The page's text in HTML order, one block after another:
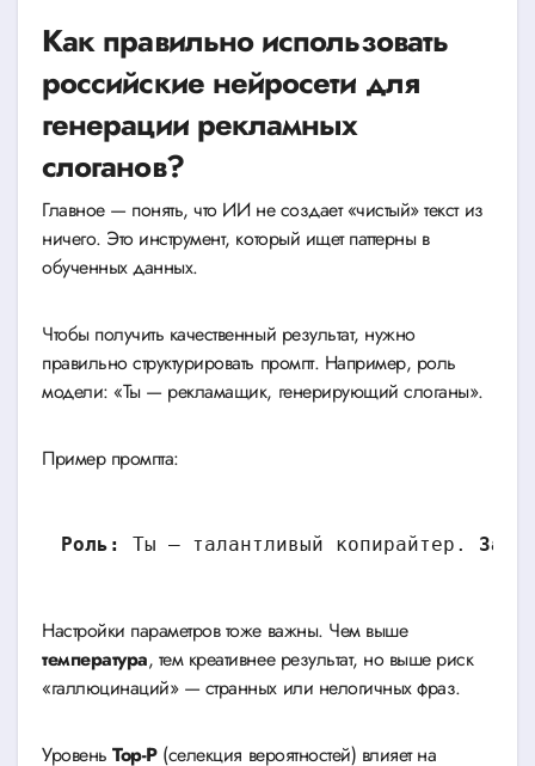
Как правильно использовать
российские нейросети для
генерации рекламных
слоганов?
Главное — понять, что ИИ не создает «чистый» текст из
ничего. Это инструмент, который ищет паттерны в
обученных данных.
Чтобы получить качественный результат, нужно
правильно структурировать промпт. Например, роль
модели: «Ты — рекламащик, генерирующий слоганы».
Пример промпта:
Роль: Ты — талантливый копирайтер.
Настройки параметров тоже важны. Чем выше
температура, тем креативнее результат, но выше риск
«галлюцинаций» — странных или нелогичных фраз.
УровеньTop-P(селекция вероятностей) влияет на